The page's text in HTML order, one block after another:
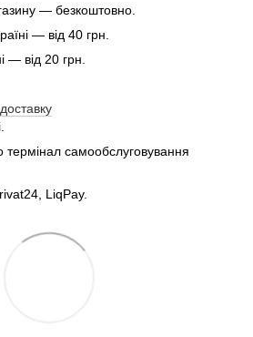
— безкоштовно.
— від 40 грн.
— від 20 грн.
термінал самообслуговування
LiqPay.